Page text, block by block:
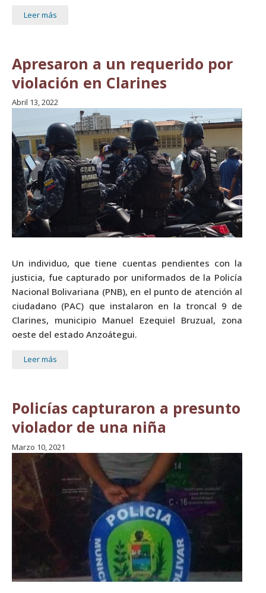
Leer más
Apresaron a un requerido por
violación en Clarines
Abril 13, 2022
Un individuo, que tiene cuentas pendientes con la
justicia, fue capturado por uniformados de la Policía
Nacional Bolivariana (PNB), en el punto de atención al
ciudadano (PAC) que instalaron en la troncal 9 de
Clarines, municipio Manuel Ezequiel Bruzual, zona
oeste del estado Anzoátegui.
Leer más
Policías capturaron a presunto
violador de una niña
Marzo 10, 2021